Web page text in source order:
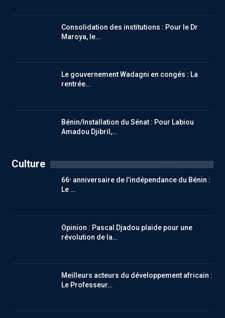
Consolidation des institutions : Pour le Dr
Maroya, le…
Le gouvernement Wadagni en congés : La
rentrée…
Bénin/Installation du Sénat : Pour Labiou
Amadou Djibril,…
Culture
66ᵉ anniversaire de l’indépendance du Bénin :
Le …
Opinion : Pascal Djadou plaide pour une
révolution de la…
Meilleurs acteurs du développement africain :
Le Professeur…